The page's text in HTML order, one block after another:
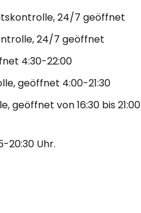
24/7 geöffnet
24/7 geöffnet
4:30-22:00
geöffnet 4:00-21:30
geöffnet von 16:30 bis 21:00
20:30 Uhr.